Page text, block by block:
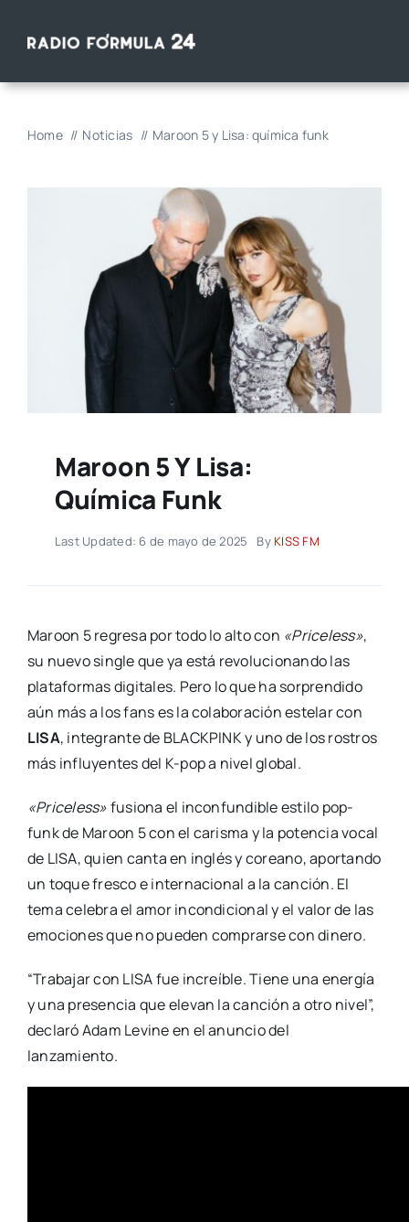
Home Noticias Maroon 5 y Lisa: química funk
Maroon 5 Y Lisa:
Química Funk
Last Updated: 6 de mayo de 2025 By KISS FM
Maroon 5 regresa por todo lo alto con «Priceless»,
su nuevo single que ya está revolucionando las
plataformas digitales. Pero lo que ha sorprendido
aún más a los fans es la colaboración estelar con
LISA, integrante de BLACKPINK y uno de los rostros
más influyentes del K-pop a nivel global.
«Priceless»fusiona el inconfundible estilo pop-
funk de Maroon 5 con el carisma y la potencia vocal
de LISA, quien canta en inglés y coreano, aportando
un toque fresco e internacional a la canción. El
tema celebra el amor incondicional y el valor de las
emociones que no pueden comprarse con dinero.
“Trabajar con LISA fue increíble. Tiene una energía
y una presencia que elevan la canción a otro nivel”,
declaró Adam Levine en el anuncio del
lanzamiento.